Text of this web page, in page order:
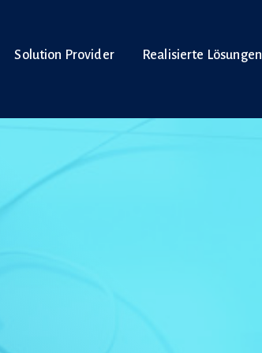
Solution Provider Realisierte Lösungen